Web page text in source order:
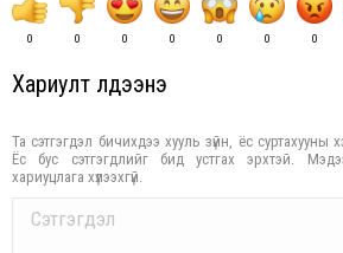
0 0 0 0 0 0 0
Хариулт үлдээнэ үү
Та сэтгэгдэл бичихдээ хууль зүйн, ёс
Ёс бус сэтгэгдлийг бид устгах эрхтэй.
хариуцлага хүлээхгүй.
Comment